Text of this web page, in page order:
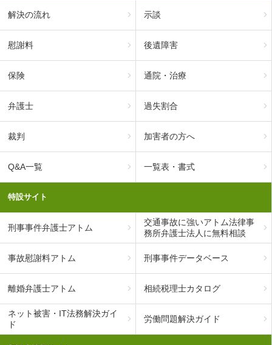
解決の流れ 示談
慰謝料 後遺障害
保険 通院・治療
弁護士 過失割合
裁判 加害者の方へ
Q&A一覧 一覧表・書式
特設サイト
刑事事件弁護士アトム
交通事故に強いアトム法律事
務所弁護士法人に無料相談
事故慰謝料アトム 刑事事件データベース
離婚弁護士アトム 相続税理士カタログ
ネット被害・IT法務解決ガイ
ド
労働問題解決ガイド